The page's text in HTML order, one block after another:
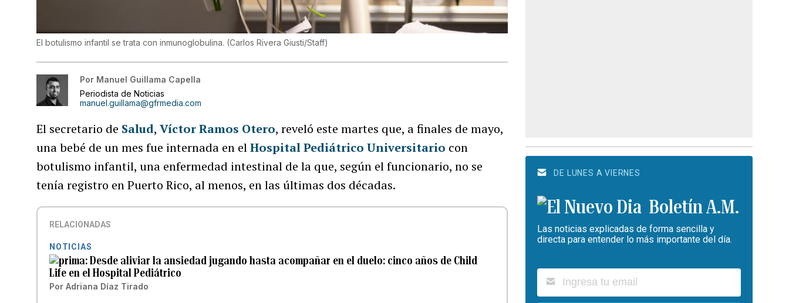
El botulismo infantil se trata con inmunoglobulina. (Carlos Rivera Giusti/Staff)
Por Manuel Guillama Capella
Periodista de Noticias
manuel.guillama@gfrmedia.com
El secretario de Salud,Víctor Ramos Otero, reveló este martes que, a finales de mayo,
una bebé de un mes fue internada en elHospital Pediátrico Universitario con
botulismo infantil, una enfermedad intestinal de la que, según el funcionario, no se
tenía registro en Puerto Rico, al menos, en las últimas dos décadas.
RELACIONADAS
NOTICIAS
Desde aliviar la ansiedad jugando hasta acompañar en el duelo: cinco años de Child
Life en el Hospital Pediátrico
Por Adriana Díaz Tirado
DE LUNES A VIERNES
Boletín A.M.
Las noticias explicadas de forma sencilla y
directa para entender lo más importante del día.